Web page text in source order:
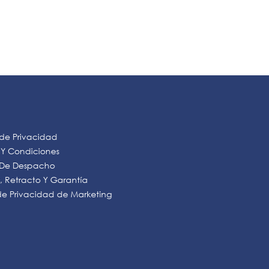
Privacidad
Condiciones
Despacho
Retracto Y Garantía
Privacidad de Marketing